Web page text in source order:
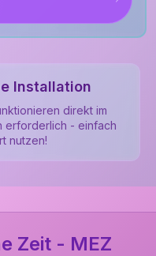
Installation
direkt im
erforderlich - einfach
nutzen!
Zeit - MEZ